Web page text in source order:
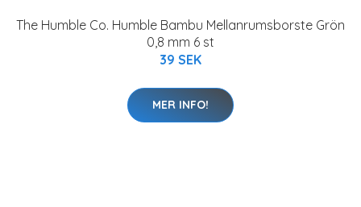
The Humble Co. Humble Bambu Mellanrumsborste Grön
0,8 mm 6 st
39 SEK
MER INFO!